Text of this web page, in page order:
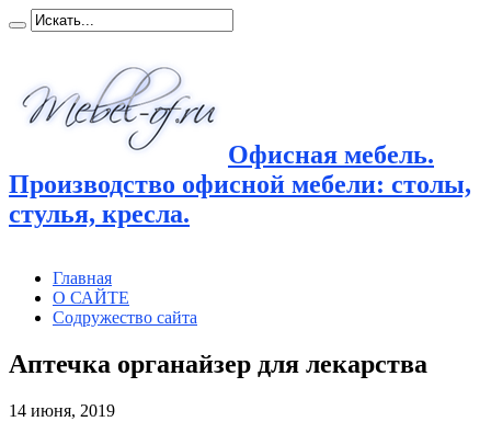
Офисная мебель.
Производство офисной мебели: столы,
стулья, кресла.
Главная
О САЙТЕ
Содружество сайта
Аптечка органайзер для лекарства
14 июня, 2019